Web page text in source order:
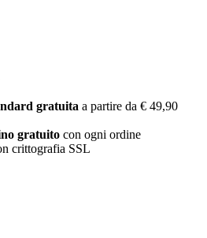
gratuita a partire da € 49,90
gratuito con ogni ordine
crittografia SSL